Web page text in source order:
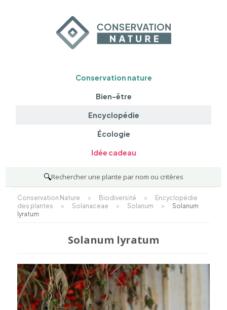
Conservation nature
Bien-être
Encyclopédie
Écologie
Idée cadeau
🔍Rechercher une plante par nom ou critères
Conservation Nature > Biodiversité >
Encyclopédie
des plantes
> Solanaceae > Solanum >
Solanum
lyratum
Solanum lyratum